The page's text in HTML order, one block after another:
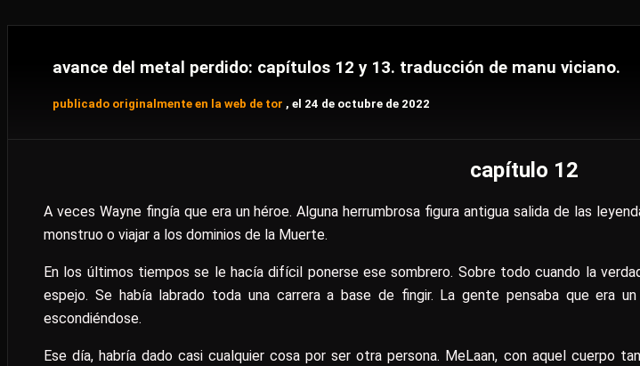
avance del metal perdido: capítulos 12 y 13. traducción de manu viciano.
publicado originalmente en la web de tor , el 24 de octubre de 2022
capítulo 12
A veces Wayne fingía que era un héroe. Alguna herrumbrosa figura antigua salida de las
monstruo o viajar a los dominios de la Muerte.
En los últimos tiempos se le hacía difícil ponerse ese sombrero. Sobre todo cuando la
espejo. Se había labrado toda una carrera a base de fingir. La gente pensaba que era
escondiéndose.
Ese día, habría dado casi cualquier cosa por ser otra persona. MeLaan, con aquel cuerpo